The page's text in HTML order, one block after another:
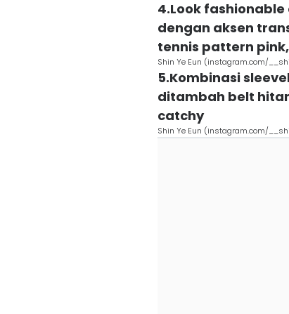
4.Look
dengan aksen
tennis pattern
Shin Ye Eun (instagram.com/
5.Kombinasi
ditambah belt
catchy
Shin Ye Eun (instagram.com/